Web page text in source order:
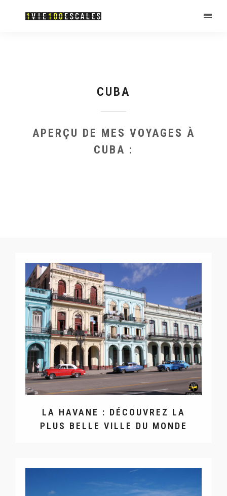
CUBA
APERÇU DE MES VOYAGES À
CUBA :
LA HAVANE : DÉCOUVREZ LA
PLUS BELLE VILLE DU MONDE